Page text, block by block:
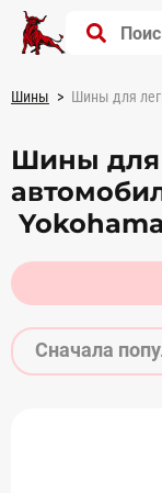
Шины Шины для
Шины для
Сначала